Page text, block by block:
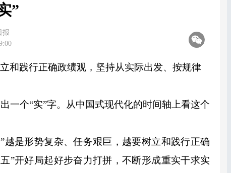
”
报
和践行正确政绩观，坚持从实际出发、按规律
个“实”字。从中国式现代化的时间轴上看这个
是形势复杂、任务艰巨，越要树立和践行正确
”开好局起好步奋力打拼，不断形成重实干求实